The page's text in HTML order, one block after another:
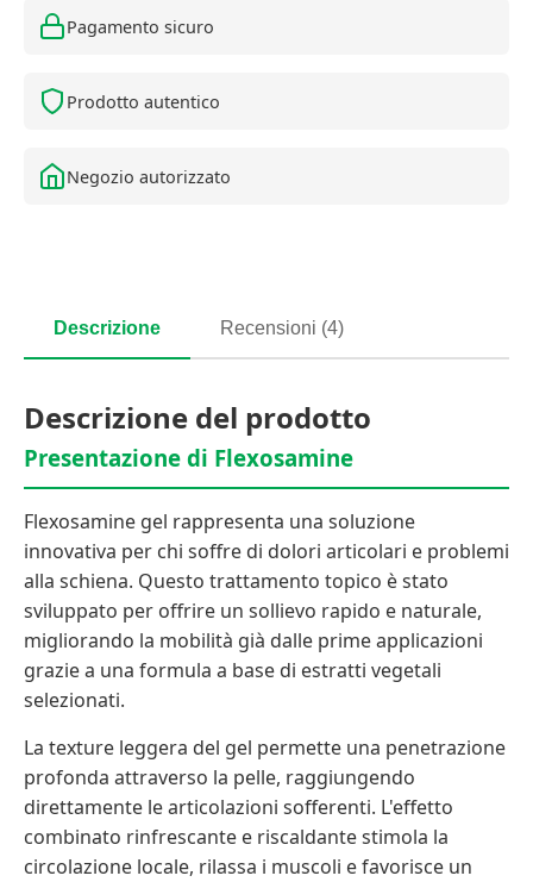
Pagamento sicuro
Prodotto autentico
Negozio autorizzato
Descrizione Recensioni (4)
Descrizione del prodotto
Presentazione di Flexosamine
Flexosamine gel rappresenta una soluzione
innovativa per chi soffre di dolori articolari e problemi
alla schiena. Questo trattamento topico è stato
sviluppato per offrire un sollievo rapido e naturale,
migliorando la mobilità già dalle prime applicazioni
grazie a una formula a base di estratti vegetali
selezionati.
La texture leggera del gel permette una penetrazione
profonda attraverso la pelle, raggiungendo
direttamente le articolazioni sofferenti. L'effetto
combinato rinfrescante e riscaldante stimola la
circolazione locale, rilassa i muscoli e favorisce un